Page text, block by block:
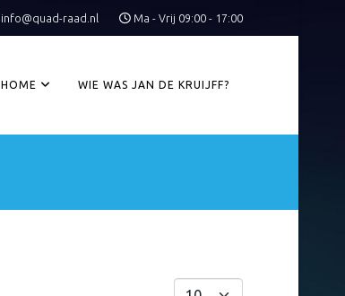
info@quad-raad.nl Ma - Vrij 09:00 - 17:00
HOME WIE WAS JAN DE KRUIJFF?
Toon #